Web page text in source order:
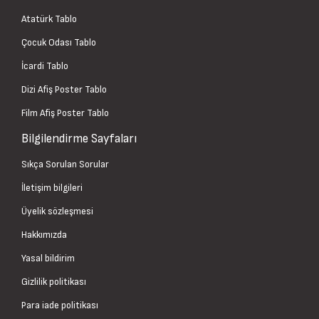
Siyah Çerçeveli Dizi
Tabloları | İkonik Görseller
ve Fiyatları
Siyah çerçeveli dizi tabloları ile izlediğiniz
kaliteli baskılarla sunulan bu tablolar, dizi
dünyasındaki ikonik anları ve karakterleri
seçenekleri ile dizi tutkunlarına hitap eden
bu tablolar, duvar dekorasyonunuzu
hemen keşfedin ve dizilerle dolu bir atmosfer
oluşturun!
Dizi Afiş Duvar Tabloları |
Modern Modeller ve
Fiyatlar
Atatürk Tablo
Çocuk Odası Tablo
İcardi Tablo
Dizi Afiş Poster Tablo
Film Afiş Poster Tablo
Bilgilendirme Sayfaları
Sıkça Sorulan Sorular
İletişim bilgileri
Üyelik sözleşmesi
Hakkımızda
Yasal bildirim
Gizlilik politikası
Para iade politikası